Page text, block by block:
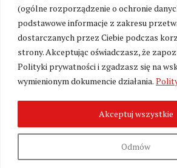
(ogólne rozporządzenie o ochronie
podstawowe informacje z zakresu
dostarczanych przez Ciebie podczas
strony. Akceptując oświadczasz, że
Polityki prywatności i zgadzasz się na
wymienionym dokumencie działania.
Odmów
Akceptuj wszystkie
Zmień ustawienia
2026. Wszelkie Prawa
Polityka prywatności
Fundacja Wolność i